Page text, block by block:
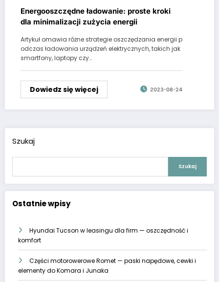
Energooszczędne ładowanie: proste kroki
dla minimalizacji zużycia energii
Artykuł omawia różne strategie oszczędzania energii p
odczas ładowania urządzeń elektrycznych, takich jak
smartfony, laptopy czy…
Dowiedz się więcej 2023-08-24
Szukaj
Szukaj
Ostatnie wpisy
Hyundai Tucson w leasingu dla firm — oszczędność i
komfort
Części motorowerowe Romet — paski napędowe, cewki i
elementy do Komara i Junaka